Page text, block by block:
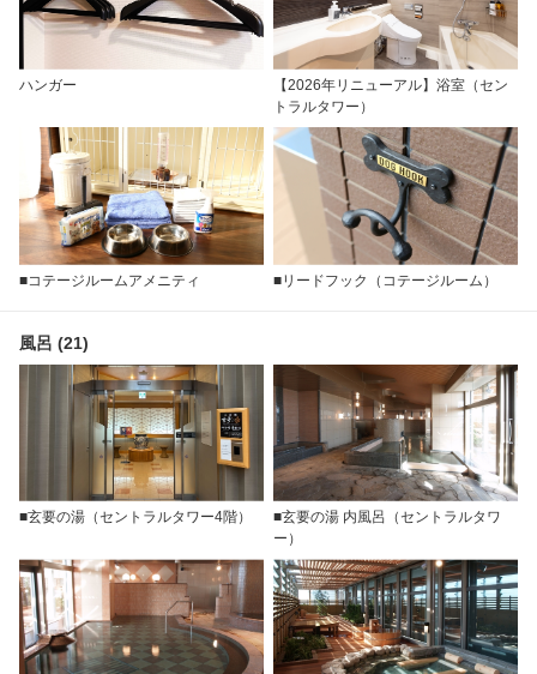
ハンガー
【2026年リニューアル】浴室（セン
トラルタワー）
■コテージルームアメニティ ■リードフック（コテージルーム）
風呂 (21)
■玄要の湯（セントラルタワー4階）
■玄要の湯 内風呂（セントラルタワ
ー）